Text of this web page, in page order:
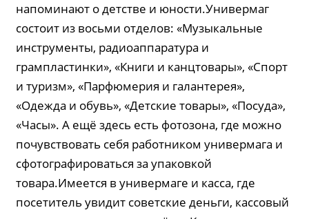
напоминают о детстве и юности.Универмаг
состоит из восьми отделов: «Музыкальные
инструменты, радиоаппаратура и
грампластинки», «Книги и канцтовары», «Спорт
и туризм», «Парфюмерия и галантерея»,
«Одежда и обувь», «Детские товары», «Посуда»,
«Часы». А ещё здесь есть фотозона, где можно
почувствовать себя работником универмага и
сфотографироваться за упаковкой
товара.Имеется в универмаге и касса, где
посетитель увидит советские деньги, кассовый